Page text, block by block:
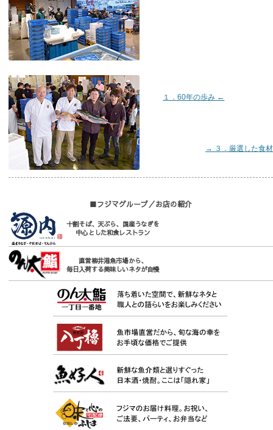
１．60年の歩み ←
→ ３．厳選した食材
■フジマグループ／お店の紹介
十割そば、天ぷら、国産うなぎを
中心とした和食レストラン
直営柳井港魚市場から、
毎日入荷する美味しいネタが自慢